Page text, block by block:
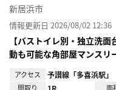
新居浜市
情報更新日 2026/08/02 12:36
【バストイレ別・独立洗
動も可能な角部屋マンスリ
アクセス 予讃線「多喜浜駅」
間取り 面